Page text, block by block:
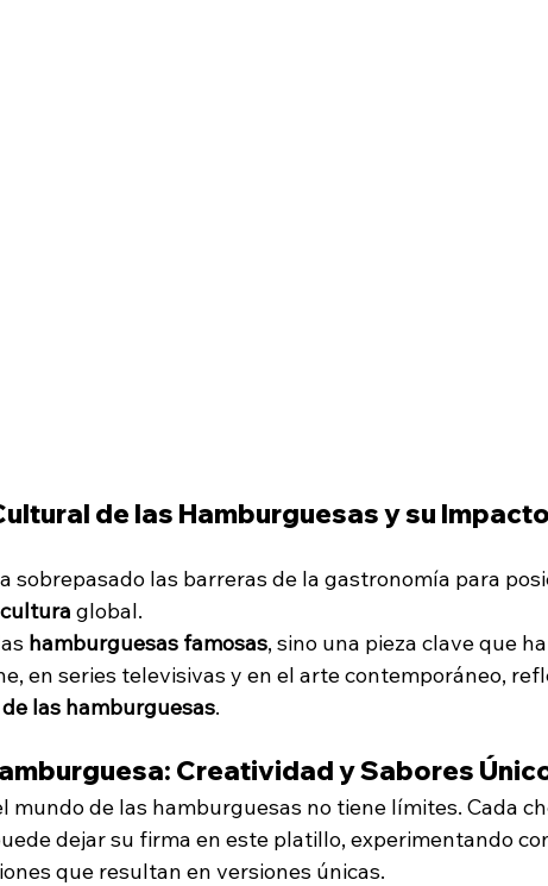
de las Hamburguesas y su
sobrepasado las barreras de la gastronomía para
cultura global.
hamburguesas famosas, sino una pieza clave que
en series televisivas y en el arte contemporáneo,
las hamburguesas.
Creatividad y Sabores
mundo de las hamburguesas no tiene límites. Cada
dejar su firma en este platillo, experimentando
que resultan en versiones únicas.